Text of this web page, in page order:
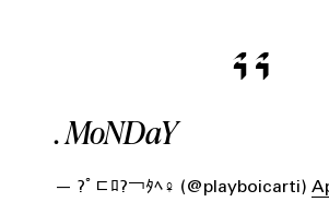
. MoNDaY
— ?￰ﾟﾧﾛ?￢ﾀﾍ♀️ (@playboicarti)